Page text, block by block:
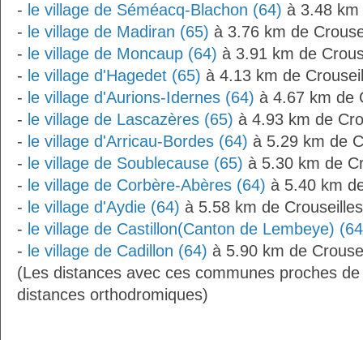
- le village de Séméacq-Blachon (64) à 3.48 km
- le village de Madiran (65) à 3.76 km de
- le village de Moncaup (64) à 3.91 km de
- le village d'Hagedet (65) à 4.13 km de
- le village d'Aurions-Idernes (64) à 4.67 km de
- le village de Lascazères (65) à 4.93 km de
- le village d'Arricau-Bordes (64) à 5.29 km de
- le village de Soublecause (65) à 5.30 km de
- le village de Corbère-Abères (64) à 5.40 km
- le village d'Aydie (64) à 5.58 km de Crouseilles
- le village de Castillon(Canton de Lembeye)
- le village de Cadillon (64) à 5.90 km de
(Les distances avec ces communes proches
distances orthodromiques)